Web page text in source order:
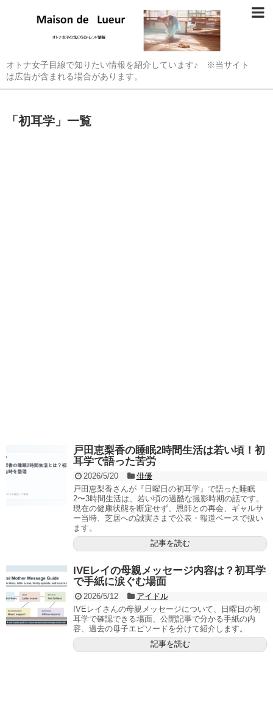
オトナ女子目線で知りたい情報を紹介しています♪ ※当サイト
は広告が含まれる場合があります。
「 初耳学 」 一覧
戸田恵梨香の睡眠2時間生活は若い頃！初
耳学で語った苦労
2026/5/20
俳優
戸田恵梨香さんが『日曜日の初耳学』で語った睡眠
2〜3時間生活は、若い頃の過酷な撮影時期の話です。
現在の健康状態を断定せず、恩師との再会、ギャルサ
ー当時、芝居への誠実さまで公表・報道ベースで扱い
ます。
記事を読む
IVEレイの母親メッセージ内容は？初耳学
で手紙に涙ぐむ場面
2026/5/12
アイドル
IVEレイさんの母親メッセージについて、日曜日の初
耳学で確認できる場面、公開記事で分かる手紙の内
容、過去の母子エピソードを分けて紹介します。
記事を読む